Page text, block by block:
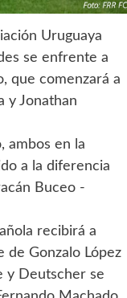
Uruguaya
se enfrente a
que comenzará a
y Jonathan
ambos en la
a la diferencia
Buceo -
recibirá a
de Gonzalo López
y Deutscher se